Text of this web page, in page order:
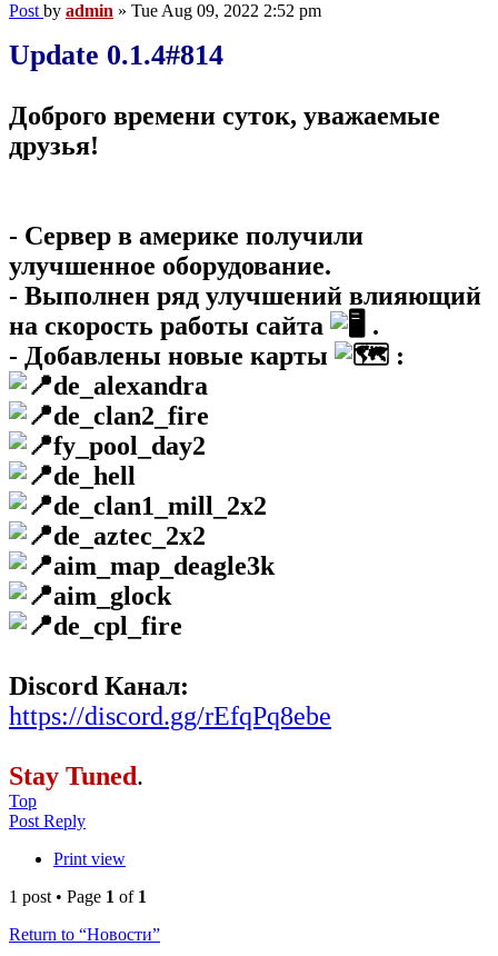
Post by admin » Tue Aug 09, 2022 2:52 pm
Update 0.1.4#814
Доброго времени суток, уважаемые
друзья!
- Сервер в америке получили
улучшенное оборудование.
- Выполнен ряд улучшений влияющий
на скорость работы сайта
.
- Добавлены новые карты
:
de_alexandra
de_clan2_fire
fy_pool_day2
de_hell
de_clan1_mill_2x2
de_aztec_2x2
aim_map_deagle3k
aim_glock
de_cpl_fire
Discord Канал:
https://discord.gg/rEfqPq8ebe
Stay Tuned.
Top
Post Reply
Print view
1 post • Page 1 of 1
Return to “Новости”